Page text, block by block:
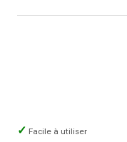
Facile à utiliser